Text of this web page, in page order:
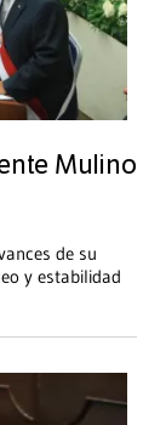
Mulino
de su
y estabilidad